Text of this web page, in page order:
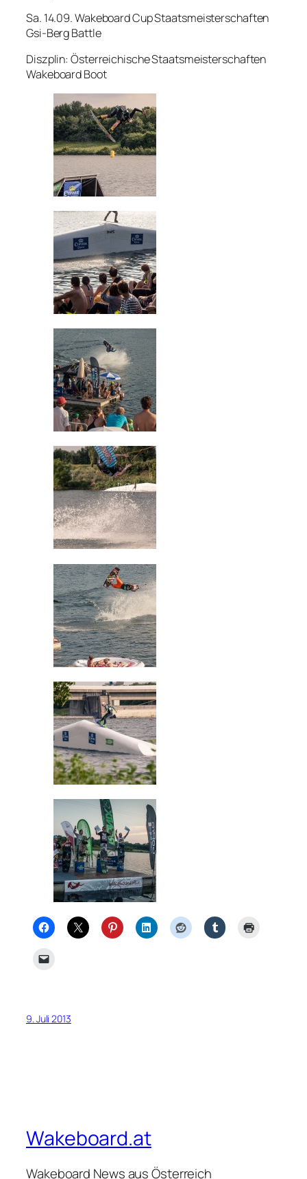
Sa. 14.09. Wakeboard Cup Staatsmeisterschaften
Gsi-Berg Battle
Diszplin: Österreichische Staatsmeisterschaften
Wakeboard Boot
9. Juli 2013
Wakeboard.at
Wakeboard News aus Österreich